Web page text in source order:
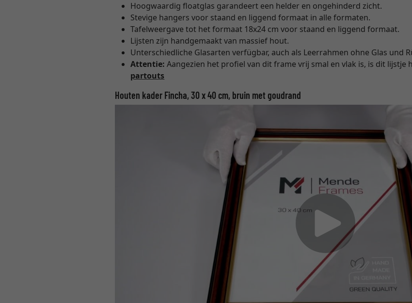
Hoogwaardig floatglas garandeert een helder en ongehinderd zicht.
Stevige hangers voor staand en liggend formaat in alle formaten.
Tafelweergave tot het formaat 18x24 cm voor staand en liggend formaat.
Lijsten zijn handgemaakt van massief hout.
Unterschiedliche Glasarten verfügbar, auch als Leerrahmen ohne Glas und
Attentie:Aangezien het profiel van dit frame vrij smal en vlak is, is dit lijstje
partouts
Houten kader Fincha, 30 x 40 cm, bruin met goudrand